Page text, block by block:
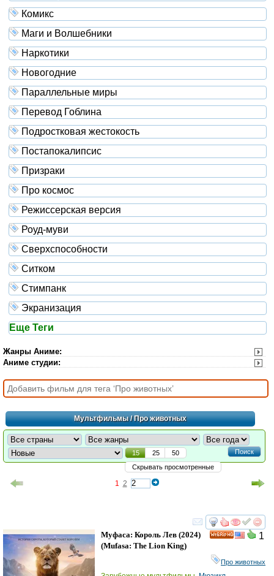
Комикс
Маги и Волшебники
Наркотики
Новогодние
Параллельные миры
Перевод Гоблина
Подростковая жестокость
Постапокалипсис
Призраки
Про космос
Режиссерская версия
Роуд-муви
Сверхспособности
Ситком
Стимпанк
Экранизация
Еще Теги
Жанры Аниме:
Аниме студии:
Мультфильмы/ Про животных
Поиск
15 25
50
Скрывать просмотренные
1 2
смотреть
1
Муфаса: Король Лев (2024)
(Mufasa: The Lion King)
Про животных